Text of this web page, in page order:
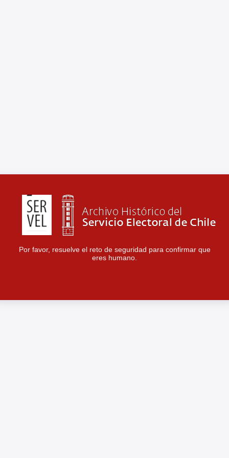
Por favor, resuelve el reto de seguridad para confirmar que
eres humano.